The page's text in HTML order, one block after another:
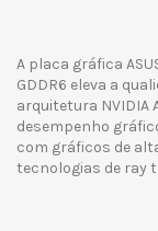
A placa gráfica
GDDR6 eleva a
arquitetura NVIDIA
desempenho
com gráficos de
tecnologias de ray